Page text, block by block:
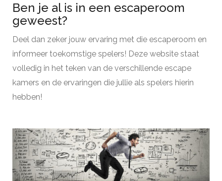
Ben je al is in een escaperoom
geweest?
Deel dan zeker jouw ervaring met die escaperoom en
informeer toekomstige spelers! Deze website staat
volledig in het teken van de verschillende escape
kamers en de ervaringen die jullie als spelers hierin
hebben!